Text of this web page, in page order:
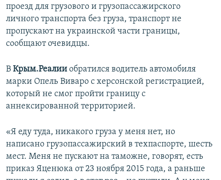
проезд для грузового и грузопассажирского
личного транспорта без груза, транспорт не
пропускают на украинской части границы,
сообщают очевидцы.
В Крым.Реалии обратился водитель автомобиля
марки Опель Виваро с херсонской регистрацией,
который не смог пройти границу с
аннексированной территорией.
«Я еду туда, никакого груза у меня нет, но
написано грузопассажирский в техпаспорте, шесть
мест. Меня не пускают на таможне, говорят, есть
приказ Яценюка от 23 ноября 2015 года, а раньше